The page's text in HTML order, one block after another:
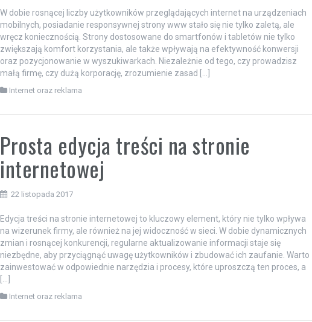
W dobie rosnącej liczby użytkowników przeglądających internet na urządzeniach
mobilnych, posiadanie responsywnej strony www stało się nie tylko zaletą, ale
wręcz koniecznością. Strony dostosowane do smartfonów i tabletów nie tylko
zwiększają komfort korzystania, ale także wpływają na efektywność konwersji
oraz pozycjonowanie w wyszukiwarkach. Niezależnie od tego, czy prowadzisz
małą firmę, czy dużą korporację, zrozumienie zasad […]
Internet oraz reklama
Prosta edycja treści na stronie
internetowej
22 listopada 2017
Edycja treści na stronie internetowej to kluczowy element, który nie tylko wpływa
na wizerunek firmy, ale również na jej widoczność w sieci. W dobie dynamicznych
zmian i rosnącej konkurencji, regularne aktualizowanie informacji staje się
niezbędne, aby przyciągnąć uwagę użytkowników i zbudować ich zaufanie. Warto
zainwestować w odpowiednie narzędzia i procesy, które uproszczą ten proces, a
Internet oraz reklama